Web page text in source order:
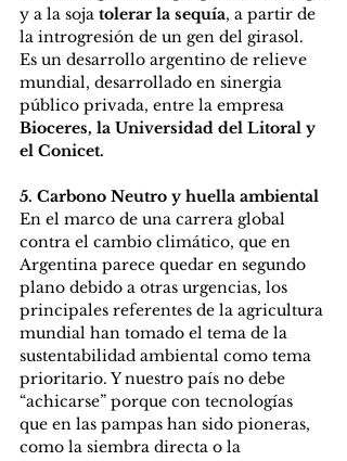
y a la soja tolerar la sequía, a partir de
la introgresión de un gen del girasol.
Es un desarrollo argentino de relieve
mundial, desarrollado en sinergia
público privada, entre la empresa
Bioceres, la Universidad del Litoral y
el Conicet.
5. Carbono Neutro y huella ambiental
En el marco de una carrera global
contra el cambio climático, que en
Argentina parece quedar en segundo
plano debido a otras urgencias, los
principales referentes de la agricultura
mundial han tomado el tema de la
sustentabilidad ambiental como tema
prioritario. Y nuestro país no debe
“achicarse” porque con tecnologías
que en las pampas han sido pioneras,
como la siembra directa o la